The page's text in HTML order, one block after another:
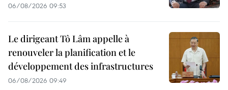
06/08/2026 09:53
Le dirigeant Tô Lâm appelle à
renouveler la planification et le
développement des infrastructures
06/08/2026 09:49